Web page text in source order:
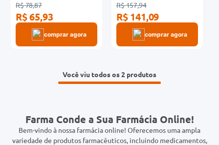
R$ 78,87
R$ 65,93
comprar agora
R$ 157,94
R$ 141,09
comprar agora
Você viu todos os 2
Farma Conde a Sua Farmácia Online!
Bem-vindo à nossa farmácia online! Oferecemos uma ampla
variedade de produtos farmacêuticos, incluindo medicamentos,